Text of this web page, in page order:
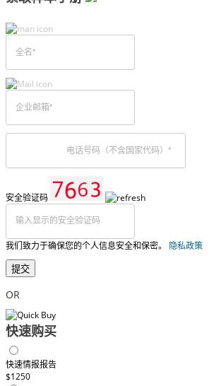
安全验证码
我们致力于确保您的个人信息安全和保密。 隐私政策
提交
OR
快速购买
快速情报报告
$1250